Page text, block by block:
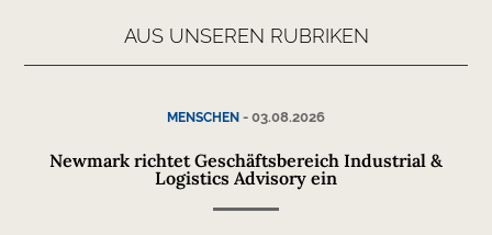
AUS UNSEREN RUBRIKEN
MENSCHEN - 03.08.2026
Newmark richtet Geschäftsbereich Industrial &
Logistics Advisory ein